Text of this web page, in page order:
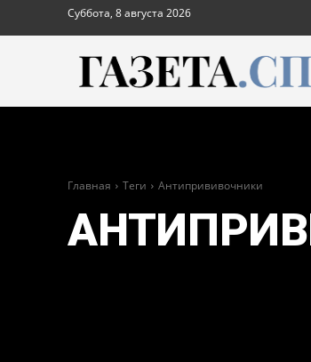
Суббота, 8 августа 2026
Главная Теги Антипрививочники